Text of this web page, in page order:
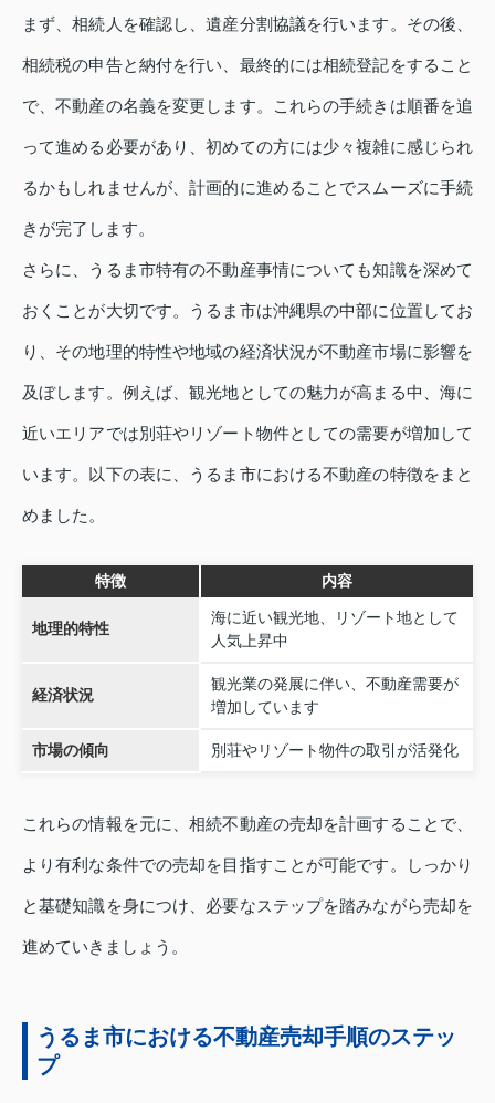
まず、相続人を確認し、遺産分割協議を行います。その後、
相続税の申告と納付を行い、最終的には相続登記をすること
で、不動産の名義を変更します。これらの手続きは順番を追
って進める必要があり、初めての方には少々複雑に感じられ
るかもしれませんが、計画的に進めることでスムーズに手続
きが完了します。
さらに、うるま市特有の不動産事情についても知識を深めて
おくことが大切です。うるま市は沖縄県の中部に位置してお
り、その地理的特性や地域の経済状況が不動産市場に影響を
及ぼします。例えば、観光地としての魅力が高まる中、海に
近いエリアでは別荘やリゾート物件としての需要が増加して
います。以下の表に、うるま市における不動産の特徴をまと
めました。
特徴 内容
地理的特性
海に近い観光地、リゾート地として
人気上昇中
経済状況
観光業の発展に伴い、不動産需要が
増加しています
市場の傾向 別荘やリゾート物件の取引が活発化
これらの情報を元に、相続不動産の売却を計画することで、
より有利な条件での売却を目指すことが可能です。しっかり
と基礎知識を身につけ、必要なステップを踏みながら売却を
進めていきましょう。
うるま市における不動産売却手順のステッ
プ